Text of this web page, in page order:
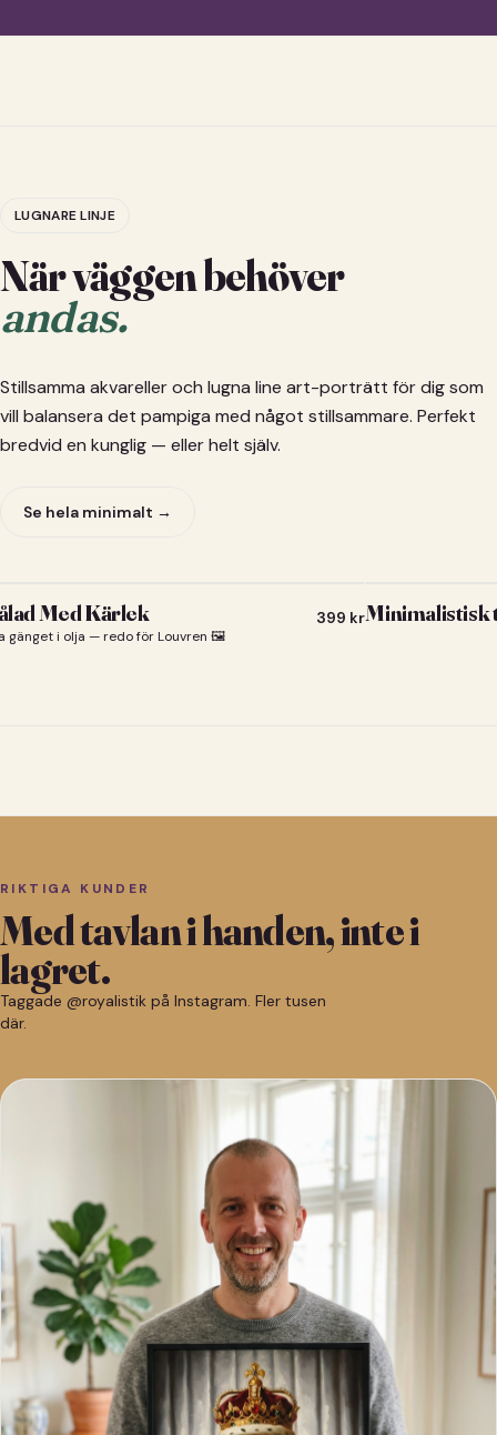
LUGNARE LINJE
När väggen behöver
andas.
Stillsamma akvareller och lugna line art-porträtt för dig som
vill balansera det pampiga med något stillsammare. Perfekt
bredvid en kunglig — eller helt själv.
Se hela minimalt →
Med Kärlek
gänget i olja — redo för Louvren 🖼️
399 krMinimalistisk
RIKTIGA KUNDER
Med tavlan i handen, inte i
lagret.
Taggade @royalistik på Instagram. Fler tusen
där.